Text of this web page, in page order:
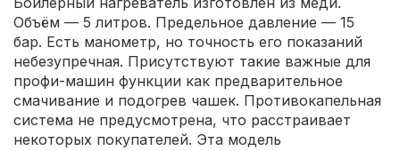
Объём — 5 литров. Предельное давление — 15
бар. Есть манометр, но точность его показаний
небезупречная. Присутствуют такие важные для
профи-машин функции как предварительное
смачивание и подогрев чашек. Противокапельная
система не предусмотрена, что расстраивает
некоторых покупателей. Эта модель